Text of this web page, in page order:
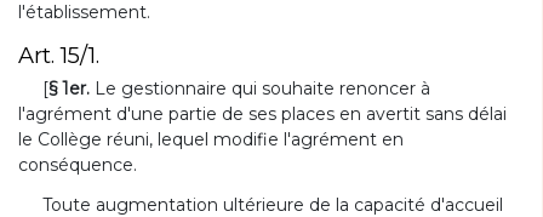
l'établissement.
Art. 15/1.
[§ 1er. Le gestionnaire qui souhaite renoncer à
l'agrément d'une partie de ses places en avertit sans délai
le Collège réuni, lequel modifie l'agrément en
conséquence.
Toute augmentation ultérieure de la capacité d'accueil